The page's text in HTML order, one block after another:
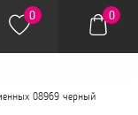
0 0
08969 черный